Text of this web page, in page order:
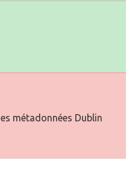
métadonnées Dublin